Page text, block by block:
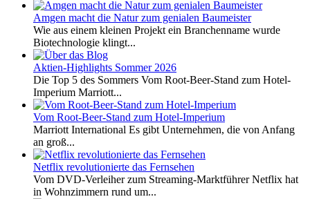
Amgen macht die Natur zum genialen Baumeister
Wie aus einem kleinen Projekt ein Branchenname wurde
Biotechnologie klingt...
Aktien-Highlights Sommer 2026
Die Top 5 des Sommers Vom Root-Beer-Stand zum Hotel-
Imperium Marriott...
Vom Root-Beer-Stand zum Hotel-Imperium
Marriott International Es gibt Unternehmen, die von Anfang
an groß...
Netflix revolutionierte das Fernsehen
Vom DVD-Verleiher zum Streaming-Marktführer Netflix hat
in Wohnzimmern rund um...